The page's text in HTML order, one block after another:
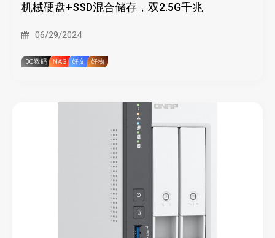
机械硬盘+SSD混合储存，双2.5G千兆
06/29/2024
3C数码 NAS 好文 好物